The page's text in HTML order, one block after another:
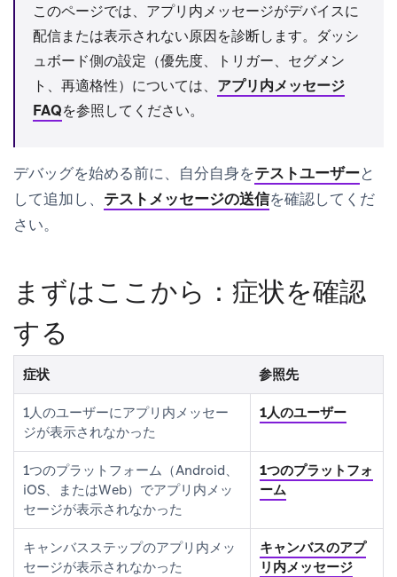
このページでは、アプリ内メッセージがデバイスに
配信または表示されない原因を診断します。ダッシ
ュボード側の設定（優先度、トリガー、セグメン
ト、再適格性）については、 アプリ内メッセージ
FAQを参照してください。
デバッグを始める前に、自分自身をテストユーザーと
して追加し、 テストメッセージの送信を確認してくだ
さい。
まずはここから：症状を確認
する
症状 参照先
1人のユーザーにアプリ内メッセー
ジが表示されなかった
1人のユーザー
1つのプラットフォーム（Android、
iOS、またはWeb）でアプリ内メッ
セージが表示されなかった
1つのプラットフォ
ーム
キャンバスステップのアプリ内メッ
セージが表示されなかった
キャンバスのアプ
リ内メッセージ